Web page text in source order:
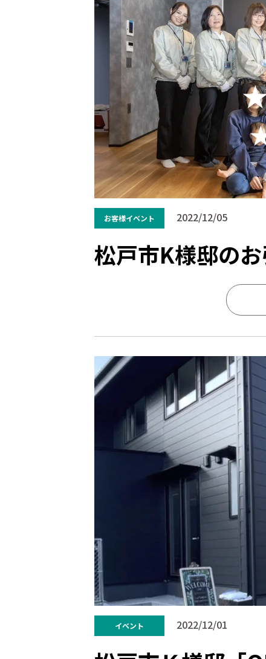
お客様イベント 2022/12/05
松戸市K様邸の
イベント 2022/12/01